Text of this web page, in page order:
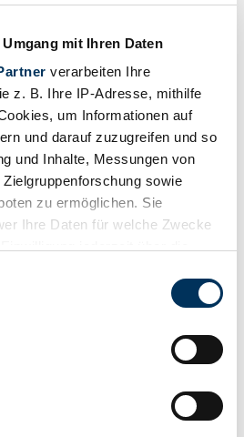
mit Ihren Daten
verarbeiten Ihre
z. B. Ihre IP-Adresse, mithilfe
um Informationen auf
und darauf zuzugreifen und so
und Inhalte, Messungen von
sowie
zu ermöglichen. Sie
Ihre Daten für welche Zwecke
widerrufen
Ihre geografische Lage